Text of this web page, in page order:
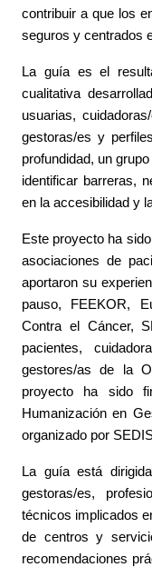
contribuir a que los
seguros y centrados
La guía es el
cualitativa
usuarias,
gestoras/es y
profundidad, un
identificar barreras,
en la accesibilidad y
Este proyecto ha
asociaciones de
aportaron su
pauso, FEEKOR,
Contra el Cáncer,
pacientes,
gestores/as de la
proyecto ha sido
Humanización en
organizado por
La guía está
gestoras/es,
técnicos implicados
de centros y
recomendaciones